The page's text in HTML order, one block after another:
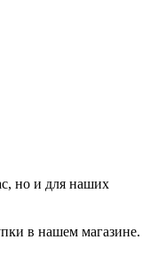
но и для наших
в нашем магазине.